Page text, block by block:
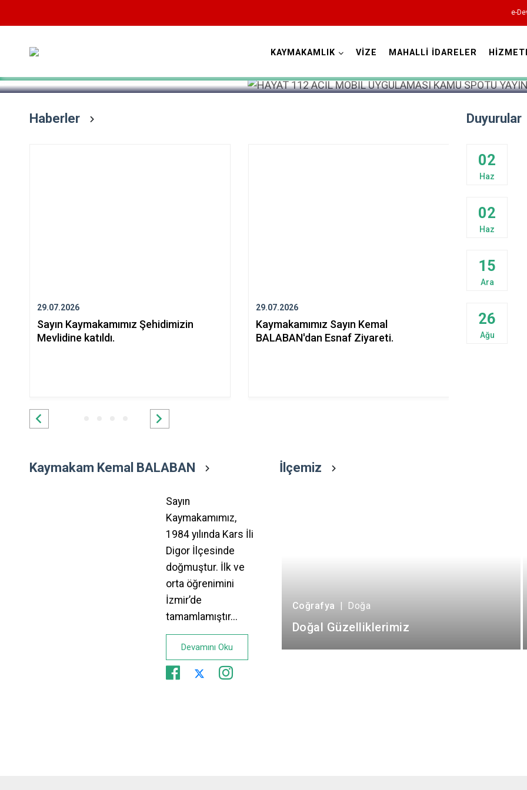
e-
Demirköy
Kofçaz
Pehlivanköy
Pınarhisar
KAYMAKAMLIK VİZE MAHALLİ İDARELER
Haberler
29.07.2026
Sayın Kaymakamımız Şehidimizin
Mevlidine katıldı.
29.07.2026
Kaymakamımız Sayın Kemal
BALABAN'dan Esnaf Ziyareti.
İlçemize
Duyurular
02
Haz
02
Haz
15
Ara
26
Ağu
Kaymakam Kemal BALABAN
Sayın
Kaymakamımız,
1984 yılında Kars İli
Digor İlçesinde
doğmuştur. İlk ve
orta öğrenimini
İzmir’de
tamamlamıştır...
Devamını Oku
İlçemiz
Coğrafya | Doğa
Doğal Güzelliklerimiz